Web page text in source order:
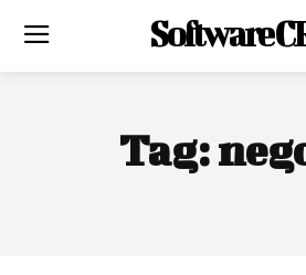
Software
Tag: